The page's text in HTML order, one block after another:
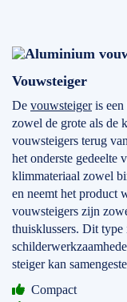
Vouwsteiger
De vouwsteigeris een
zowel de grote als de
vouwsteigers terug
het onderste gedeelte
klimmateriaal zowel
en neemt het product
vouwsteigers zijn
thuisklussers. Dit
steiger kan
Compact